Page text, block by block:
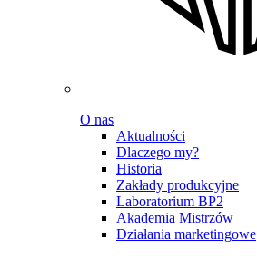
O nas
Aktualności
Dlaczego my?
Historia
Zakłady produkcyjne
Laboratorium BP2
Akademia Mistrzów
Działania marketingowe